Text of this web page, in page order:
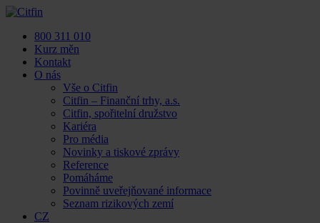
Skip
content800 311 010
Kurz měn
Kontakt
O nás
Vše o Citfin
Citfin – Finanční trhy, a.s.
Citfin, spořitelní družstvo
Kariéra
Pro média
Novinky a tiskové zprávy
Reference
Pomáháme
Povinně uveřejňované informace
Seznam rizikových zemí
CZ